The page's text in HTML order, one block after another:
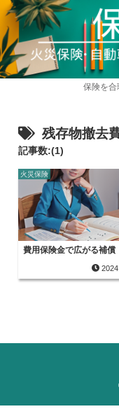
保険を合
残存物撤去
記事数:(1)
火災保険
費用保険金で広がる補償